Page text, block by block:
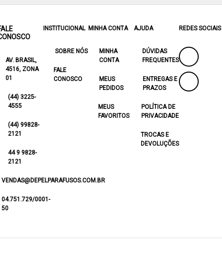
AV. BRASIL,
4516, ZONA
01
(44) 3225-
4555
(44) 99828-
2121
44 9 9828-
2121
VENDAS@DEPELPARAFUSOS.COM.BR
04.751.729/0001-
50
INSTITUCIONAL
SOBRE NÓS
FALE
CONOSCO
MINHA CONTA
MINHA
CONTA
MEUS
PEDIDOS
MEUS
FAVORITOS
AJUDA
DÚVIDAS
FREQUENTES
ENTREGAS E
PRAZOS
POLÍTICA DE
PRIVACIDADE
TROCAS E
DEVOLUÇÕES
REDES SOCIAIS